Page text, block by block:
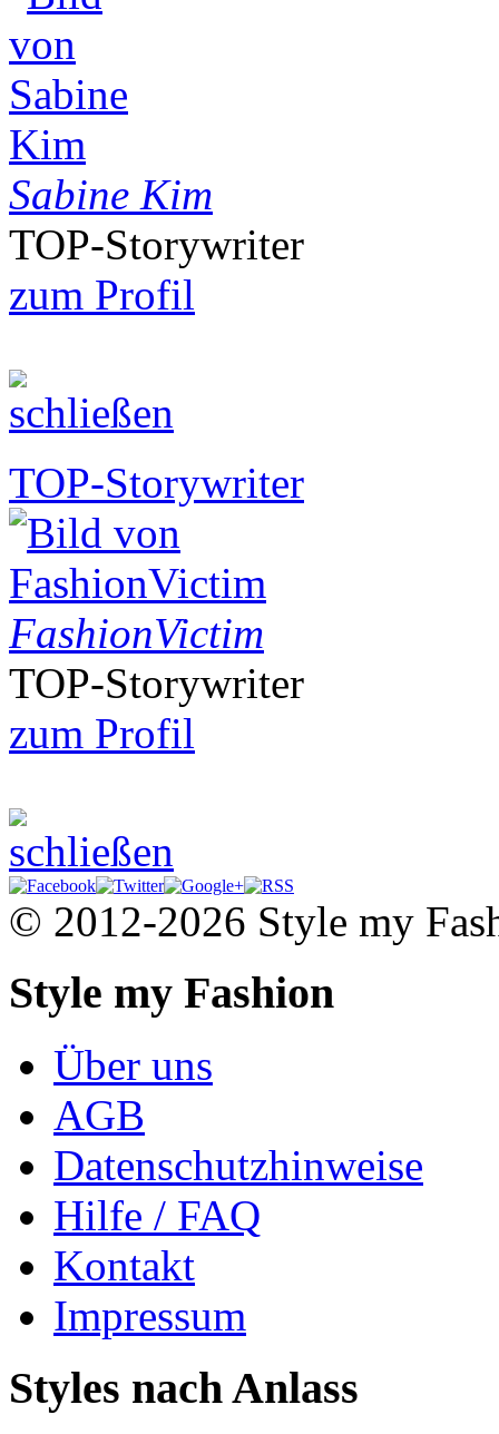
Sabine Kim
TOP-Storywriter
zum Profil
TOP-Storywriter
FashionVictim
TOP-Storywriter
zum Profil
© 2012-2026 Style my
Style my Fashion
Über uns
AGB
Datenschutzhinweise
Hilfe / FAQ
Kontakt
Impressum
Styles nach Anlass